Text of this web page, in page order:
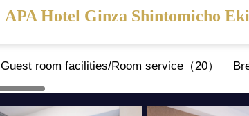
APA Hotel Ginza Shintomicho
Guest room facilities/Room service（20）